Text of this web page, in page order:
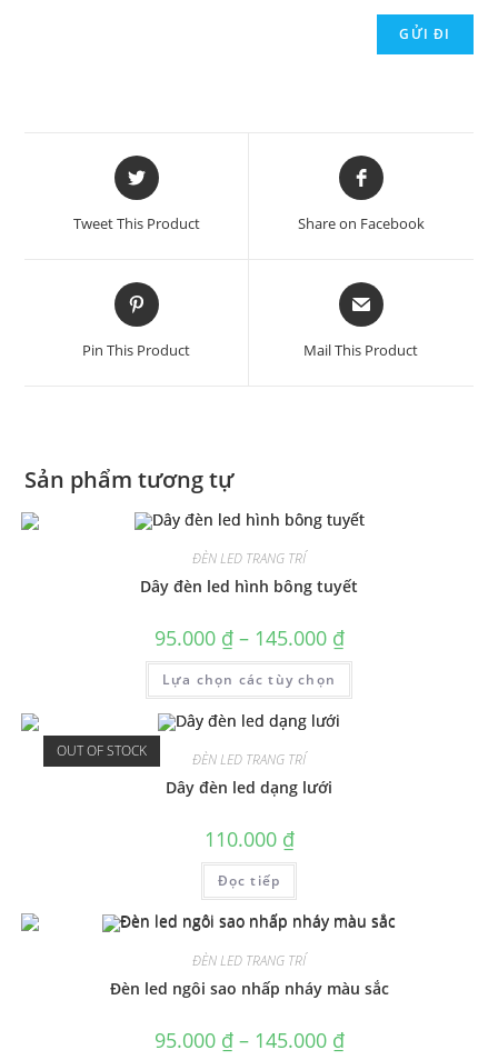
Tweet This Product Share on Facebook
Pin This Product Mail This Product
Sản phẩm tương tự
ĐÈN LED TRANG TRÍ
Dây đèn led hình bông tuyết
95.000 ₫– 145.000 ₫
Lựa chọn các tùy chọn
OUT OF STOCK ĐÈN LED TRANG TRÍ
Dây đèn led dạng lưới
110.000 ₫
Đọc tiếp
ĐÈN LED TRANG TRÍ
Đèn led ngôi sao nhấp nháy màu sắc
95.000 ₫– 145.000 ₫